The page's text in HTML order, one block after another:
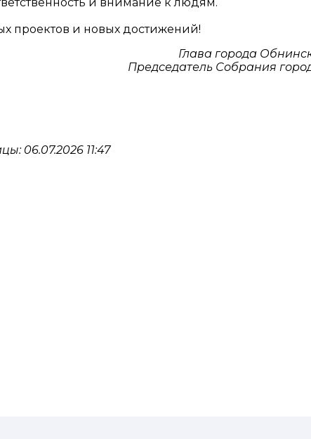
проектов и новых достижений!
Глава города
Председатель Собрания
06.07.2026 11:47